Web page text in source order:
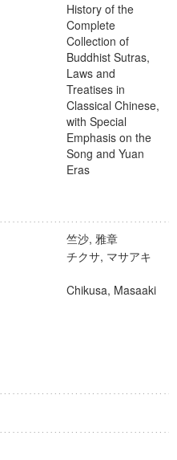
History of the
Complete
Collection of
Buddhist Sutras,
Laws and
Treatises in
Classical Chinese,
with Special
Emphasis on the
Song and Yuan
Eras
竺沙, 雅章
チクサ, マサアキ
Chikusa, Masaaki